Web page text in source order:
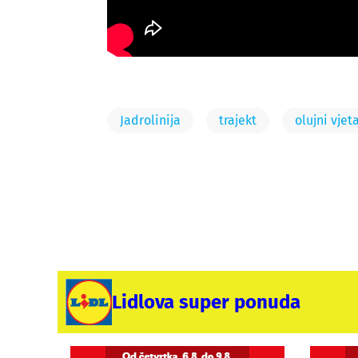
Jadrolinija trajekt olujni
Lidlova super ponuda